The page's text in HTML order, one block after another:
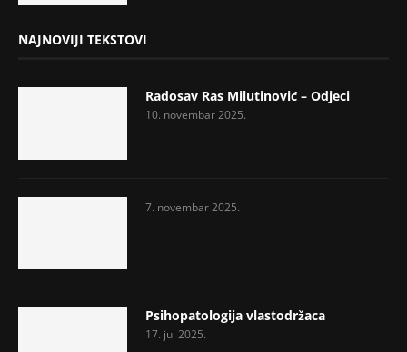
NAJNOVIJI TEKSTOVI
Radosav Ras Milutinović – Odjeci
10. novembar 2025.
7. novembar 2025.
Psihopatologija vlastodržaca
17. jul 2025.